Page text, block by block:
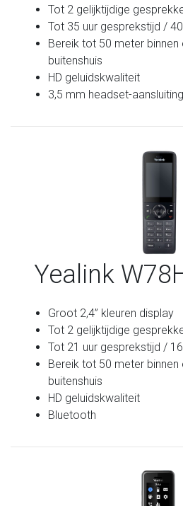
Tot 2 gelijktijdige
Tot 35 uur gesprekstijd /
Bereik tot 50 meter
buitenshuis
HD geluidskwaliteit
3,5 mm headset-aansluiting
Yealink
Groot 2,4” kleuren display
Tot 2 gelijktijdige
Tot 21 uur gesprekstijd /
Bereik tot 50 meter
buitenshuis
HD geluidskwaliteit
Bluetooth